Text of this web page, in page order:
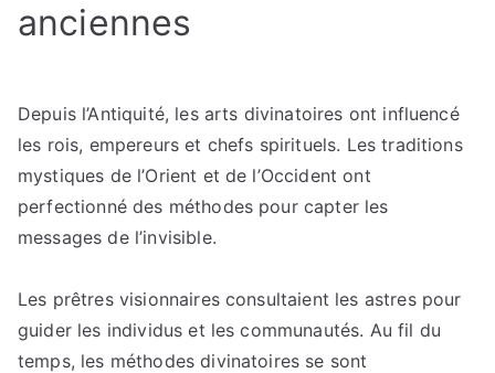
les
pratiques
divinatoires
?
anciennes
Depuis l’Antiquité, les arts divinatoires ont influencé
les rois, empereurs et chefs spirituels. Les traditions
mystiques de l’Orient et de l’Occident ont
perfectionné des méthodes pour capter les
messages de l’invisible.
Les prêtres visionnaires consultaient les astres pour
guider les individus et les communautés. Au fil du
temps, les méthodes divinatoires se sont